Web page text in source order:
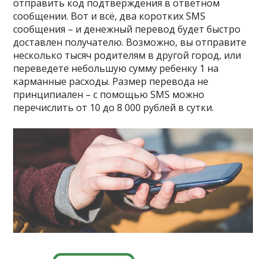
отправить код подтверждения в ответном
сообщении. Вот и всё, два коротких SMS
сообщения – и денежный перевод будет быстро
доставлен получателю. Возможно, вы отправите
несколько тысяч родителям в другой город, или
переведете небольшую сумму ребенку 1 на
карманные расходы. Размер перевода не
принципиален – с помощью SMS можно
перечислить от 10 до 8 000 рублей в сутки.